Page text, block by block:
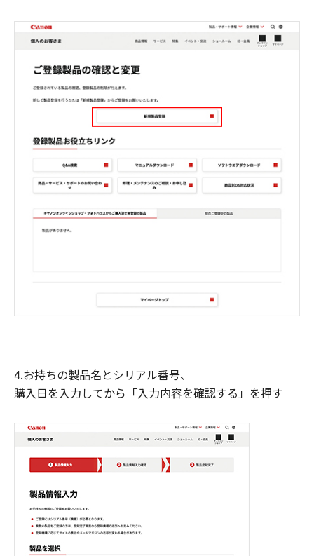
4.お持ちの製品名とシリアル番号、
購入日を入力してから「入力内容を確認する」を押す